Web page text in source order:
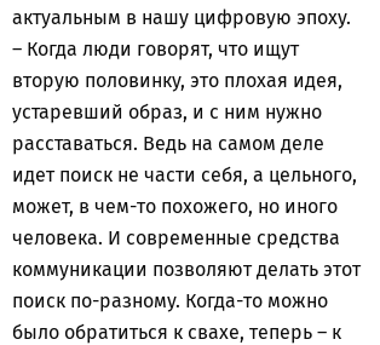
актуальным в нашу цифровую эпоху.
– Когда люди говорят, что ищут
вторую половинку, это плохая идея,
устаревший образ, и с ним нужно
расставаться. Ведь на самом деле
идет поиск не части себя, а цельного,
может, в чем-то похожего, но иного
человека. И современные средства
коммуникации позволяют делать этот
поиск по-разному. Когда-то можно
было обратиться к свахе, теперь – к